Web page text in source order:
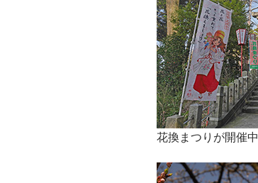
花換まつりが開催中